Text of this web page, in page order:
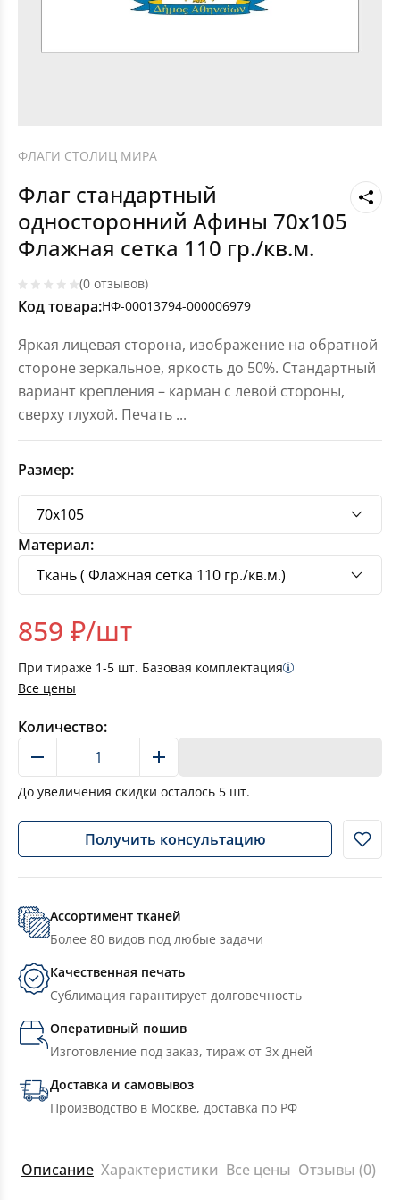
ФЛАГИ СТОЛИЦ МИРА
Флаг стандартный
односторонний Афины 70х105
Флажная сетка 110 гр./кв.м.
(0 отзывов)
Код товара:НФ-00013794-000006979
Яркая лицевая сторона, изображение на обратной
стороне зеркальное, яркость до 50%. Стандартный
вариант крепления – карман с левой стороны,
сверху глухой. Печать ...
Размер:
Материал:
859 ₽/шт
При тираже 1-5 шт. Базовая комплектация
Все цены
Количество:
До увеличения скидки осталось 5 шт.
Получить консультацию
Ассортимент тканей
Более 80 видов под любые задачи
Качественная печать
Сублимация гарантирует долговечность
Оперативный пошив
Изготовление под заказ, тираж от 3х дней
Доставка и самовывоз
Производство в Москве, доставка по РФ
Описание Характеристики Все цены Отзывы (0)